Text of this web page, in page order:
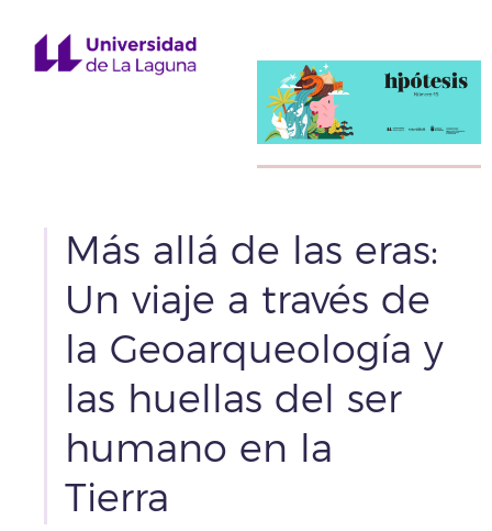
Más allá de las eras:
Un viaje a través de
la Geoarqueología y
las huellas del ser
humano en la
Tierra